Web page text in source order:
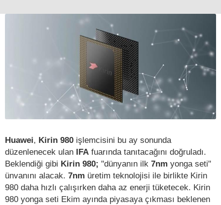
Huawei, Kirin 980 işlemcisini bu ay sonunda
düzenlenecek ulan IFA fuarında tanıtacağını doğruladı.
Beklendiği gibi Kirin 980; "dünyanın ilk 7nm yonga seti"
ünvanını alacak. 7nm üretim teknolojisi ile birlikte Kirin
980 daha hızlı çalışırken daha az enerji tüketecek. Kirin
980 yonga seti Ekim ayında piyasaya çıkması beklenen